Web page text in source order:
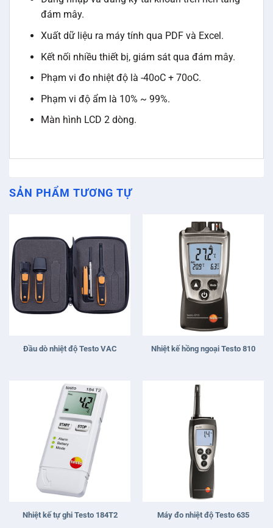
đám mây.
Xuất dữ liệu ra máy tính qua PDF và Excel.
Kết nối nhiều thiết bị, giám sát qua đám mây.
Phạm vi đo nhiệt độ là -40oC + 70oC.
Phạm vi độ ẩm là 10% ~ 99%.
Màn hình LCD 2 dòng.
SẢN PHẨM TƯƠNG TỰ
Đầu dò nhiệt độ Testo VAC Nhiệt kế hồng ngoại Testo 810
Nhiệt kế tự ghi Testo 184T2 Máy đo nhiệt độ Testo 635